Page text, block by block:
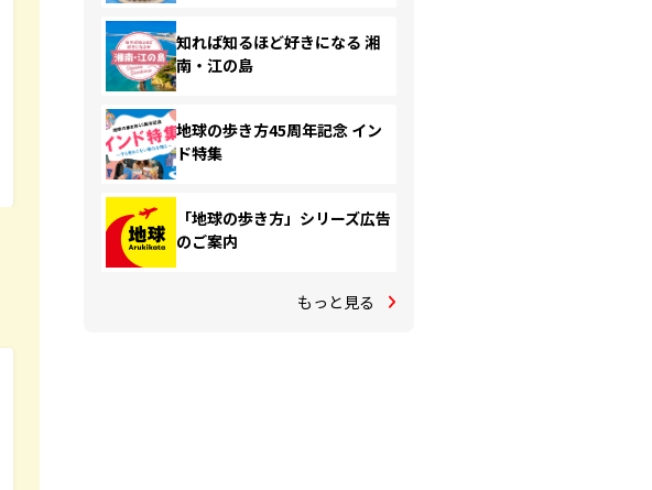
知れば知るほど好きになる 湘
南・江の島
地球の歩き方45周年記念 イン
ド特集
「地球の歩き方」シリーズ広告
のご案内
もっと見る